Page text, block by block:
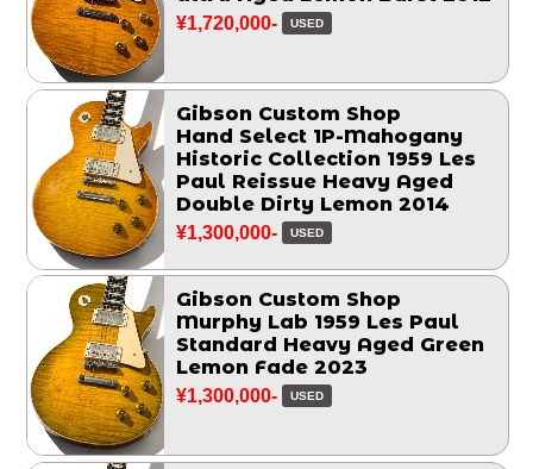
¥1,720,000- USED
Gibson Custom Shop
Hand Select 1P-Mahogany
Historic Collection 1959 Les
Paul Reissue Heavy Aged
Double Dirty Lemon 2014
¥1,300,000- USED
Gibson Custom Shop
Murphy Lab 1959 Les Paul
Standard Heavy Aged Green
Lemon Fade 2023
¥1,300,000- USED